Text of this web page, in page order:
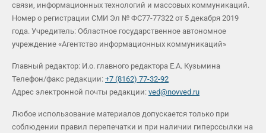
связи, информационных технологий и массовых коммуникаций.
Номер о регистрации СМИ Эл № ФС77-77322 от 5 декабря 2019
года. Учредитель: Областное государственное автономное
учреждение «Агентство информационных коммуникаций»
Главный редактор: И.о. главного редактора Е.А. Кузьмина
Телефон/факс редакции: +7 (8162) 77-32-92
Адрес электронной почты редакции: ved@novved.ru
Любое использование материалов допускается только при
соблюдении правил перепечатки и при наличии гиперссылки на